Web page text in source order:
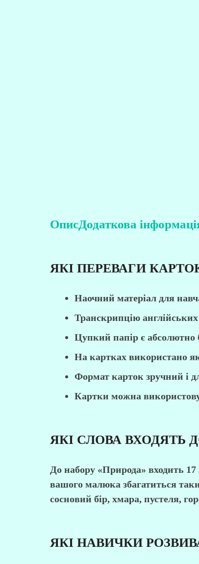
ОписДодаткова
ЯКІ ПЕРЕВАГИ
Наочний матеріал для
Транскрипцію
Цупкий папір є абсолютно
На картках використано
Формат карток зручний і
Картки можна
ЯКІ СЛОВА ВХОДЯТЬ
До набору «Природа» входить
вашого малюка збагатиться
сосновий бір, хмара, пустеля,
ЯКІ НАВИЧКИ